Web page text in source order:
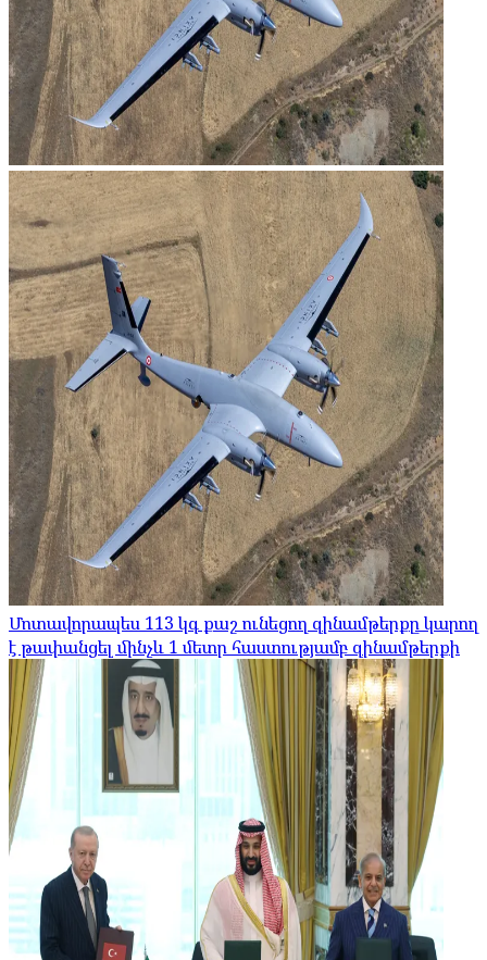
Մոտավորապես 113 կգ քաշ ունեցող զինամթերքը կարող
է թափանցել մինչև 1 մետր հաստությամբ զինամթերքի